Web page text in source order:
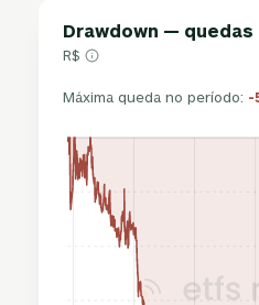
Drawdown —
R$
Máxima queda no período: -